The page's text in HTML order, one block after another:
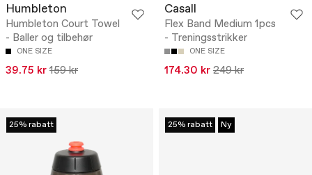
Humbleton
Humbleton Court Towel
- Baller og tilbehør
ONE SIZE
39.75 kr 159 kr
Casall
Flex Band Medium 1pcs
- Treningsstrikker
ONE SIZE
174.30 kr 249 kr
25% rabatt 25% rabatt Ny